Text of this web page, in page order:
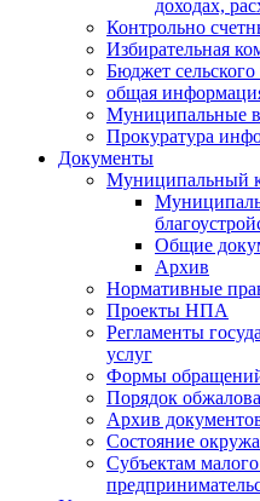
доходах,
Контрольно
Избирательная
Бюджет
общая
Муниципальные
Прокуратура
Документы
Муниципальный
Общие
Архив
Нормативные
Проекты НПА
Регламенты
услуг
Формы
Порядок
Архив
Состояние
Субъектам